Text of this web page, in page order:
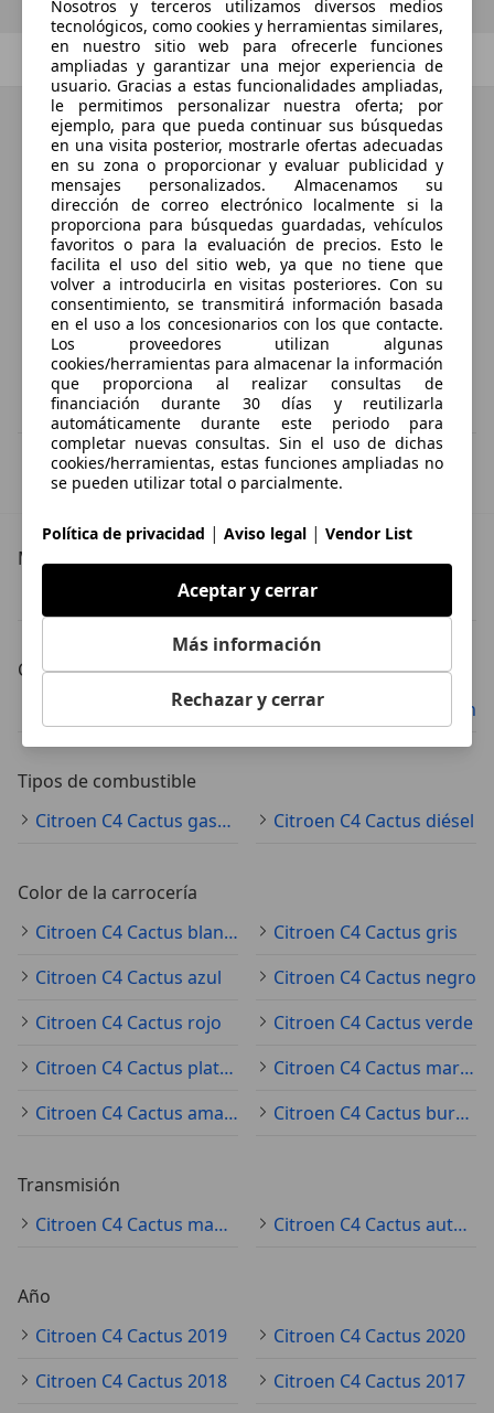
Anterior 1 /1 Siguiente
IVA deducible
Esta información la proporciona el proveedor del certificado.
Más detalles
Citroen C4 Cactus
Carrocería
Citroen C4 Cactus coche pequeño
Citroen C4 Cactus sedán
Tipos de combustible
Citroen C4 Cactus gasolina
Citroen C4 Cactus diésel
Color de la carrocería
Citroen C4 Cactus blanco
Citroen C4 Cactus gris
Citroen C4 Cactus azul
Citroen C4 Cactus negro
Citroen C4 Cactus rojo
Citroen C4 Cactus verde
Citroen C4 Cactus plateado
Citroen C4 Cactus marrón
Citroen C4 Cactus amarillo
Citroen C4 Cactus burdeos
Transmisión
Citroen C4 Cactus manual
Citroen C4 Cactus automático
Año
Citroen C4 Cactus 2019
Citroen C4 Cactus 2020
Citroen C4 Cactus 2018
Citroen C4 Cactus 2017
Nosotros y terceros utilizamos diversos medios
tecnológicos, como cookies y herramientas similares,
en nuestro sitio web para ofrecerle funciones
ampliadas y garantizar una mejor experiencia de
usuario. Gracias a estas funcionalidades ampliadas,
le permitimos personalizar nuestra oferta; por
ejemplo, para que pueda continuar sus búsquedas
en una visita posterior, mostrarle ofertas adecuadas
en su zona o proporcionar y evaluar publicidad y
mensajes personalizados. Almacenamos su
dirección de correo electrónico localmente si la
proporciona para búsquedas guardadas, vehículos
favoritos o para la evaluación de precios. Esto le
facilita el uso del sitio web, ya que no tiene que
volver a introducirla en visitas posteriores. Con su
consentimiento, se transmitirá información basada
en el uso a los concesionarios con los que contacte.
Los proveedores utilizan algunas
cookies/herramientas para almacenar la información
que proporciona al realizar consultas de
financiación durante 30 días y reutilizarla
automáticamente durante este periodo para
completar nuevas consultas. Sin el uso de dichas
cookies/herramientas, estas funciones ampliadas no
se pueden utilizar total o parcialmente.
Política de privacidad | Aviso legal | Vendor List
Aceptar y cerrar
Más información
Rechazar y cerrar